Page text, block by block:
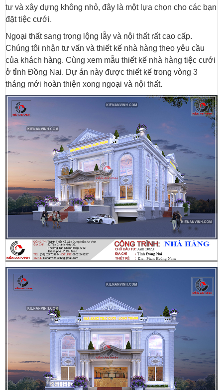
tư và xây dựng không nhỏ, đây là một lựa chọn cho các bạn
đặt tiệc cưới.
Ngoại thất sang trọng lộng lẫy và nội thất rất cao cấp.
Chúng tôi nhận tư vấn và thiết kế nhà hàng theo yêu cầu
của khách hàng. Cùng xem mẫu thiết kế nhà hàng tiệc cưới
ở tỉnh Đồng Nai. Dự án này được thiết kế trong vòng 3
tháng mới hoàn thiện xong ngoại và nội thất.